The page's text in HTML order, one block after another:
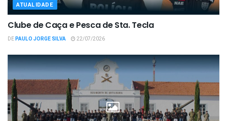
ATUALIDADE
Clube de Caça e Pesca de Sta. Tecla
DEPAULO JORGE SILVA 22/07/2026